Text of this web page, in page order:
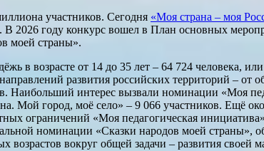
участников. Сегодня «Моя страна – моя
2026 году конкурс вошел в План основных
моей страны».
в возрасте от 14 до 35 лет – 64 724 человека,
развития российских территорий – от
Наибольший интерес вызвали номинации «Моя
Мой город, моё село» – 9 066 участников. Ещё
ограничений «Моя педагогическая
номинации «Сказки народов моей
возрастов вокруг общей задачи – развития своей